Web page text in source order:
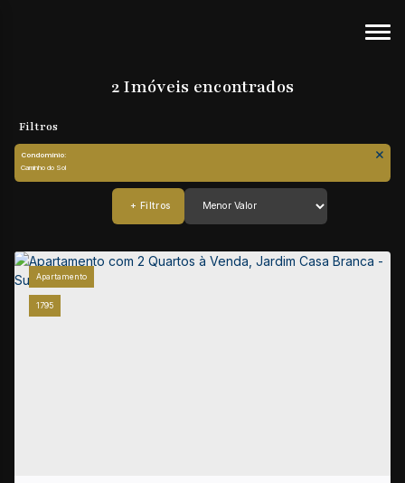
2 Imóveis encontrados
Condomínio:
1795
Apartamento